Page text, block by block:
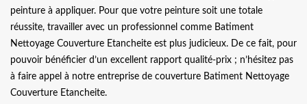
peinture à appliquer. Pour que votre peinture soit une totale
réussite, travailler avec un professionnel comme Batiment
Nettoyage Couverture Etancheite est plus judicieux. De ce fait, pour
pouvoir bénéficier d’un excellent rapport qualité-prix ; n’hésitez pas
à faire appel à notre entreprise de couverture Batiment Nettoyage
Couverture Etancheite.